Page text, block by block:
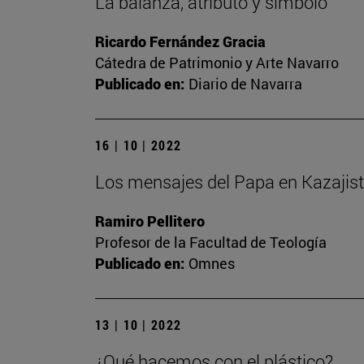
Ricardo Fernández Gracia
Cátedra de Patrimonio y Arte Navarro
Publicado en: Diario de Navarra
16 | 10 | 2022
Los mensajes del Papa en
Ramiro Pellitero
Profesor de la Facultad de Teología
Publicado en: Omnes
13 | 10 | 2022